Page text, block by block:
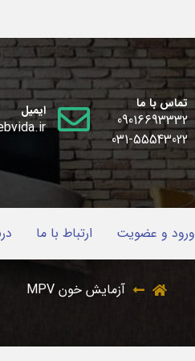
تماس با ما
09016693332
031-55543022
ایمیل
ورود و عضویت ارتباط با ما
آزمایش خون MPV